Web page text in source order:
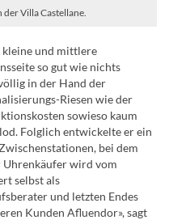
Villa Castellane.
und mittlere
so gut wie nichts
in der Hand der
Riesen wie der
sowieso kaum
Folglich entwickelte er ein
bei dem
wird vom
selbst als
und letzten Endes
Kunden Afluendor», sagt